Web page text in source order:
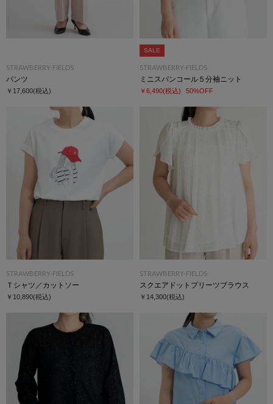
STRAWBERRY-FIELDS
パンツ
￥17,600(税込)
SALE
STRAWBERRY-FIELDS
ミニスパンコール５分袖ニット
￥6,490(税込) 50%OFF
STRAWBERRY-FIELDS
Ｔシャツ／カットソー
￥10,890(税込)
STRAWBERRY-FIELDS
スクエアドットプリーツブラウス
￥14,300(税込)